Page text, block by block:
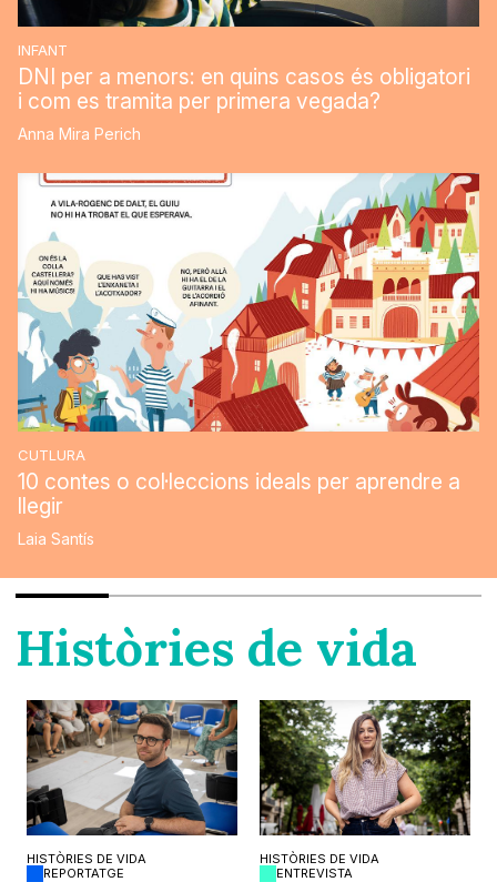
INFANT
DNI per a menors: en quins casos és obligatori
i com es tramita per primera vegada?
Anna Mira Perich
CUTLURA
10 contes o col·leccions ideals per aprendre a
llegir
Laia Santís
Històries de vida
HISTÒRIES DE VIDA
REPORTATGE
HISTÒRIES DE VIDA
ENTREVISTA